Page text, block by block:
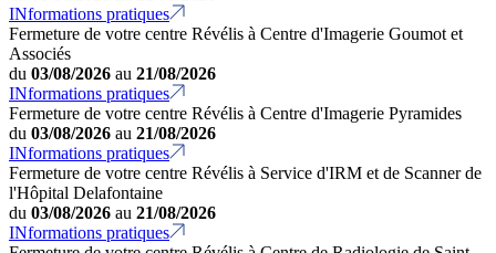
INformations pratiques
Fermeture de votre centre Révélis à Centre d'Imagerie Goumot et
Associés
du 03/08/2026 au 21/08/2026
INformations pratiques
Fermeture de votre centre Révélis à Centre d'Imagerie Pyramides
du 03/08/2026 au 21/08/2026
INformations pratiques
Fermeture de votre centre Révélis à Service d'IRM et de Scanner de
l'Hôpital Delafontaine
du 03/08/2026 au 21/08/2026
INformations pratiques